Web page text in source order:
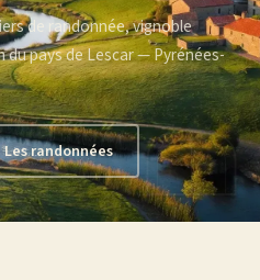
de randonnée, vignoble
pays de Lescar — Pyrénées-
Les randonnées